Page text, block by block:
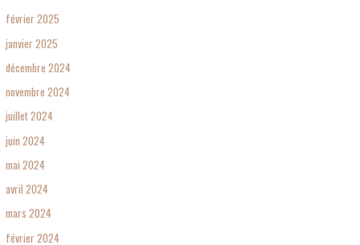
février 2025
janvier 2025
décembre 2024
novembre 2024
juillet 2024
juin 2024
mai 2024
avril 2024
mars 2024
février 2024